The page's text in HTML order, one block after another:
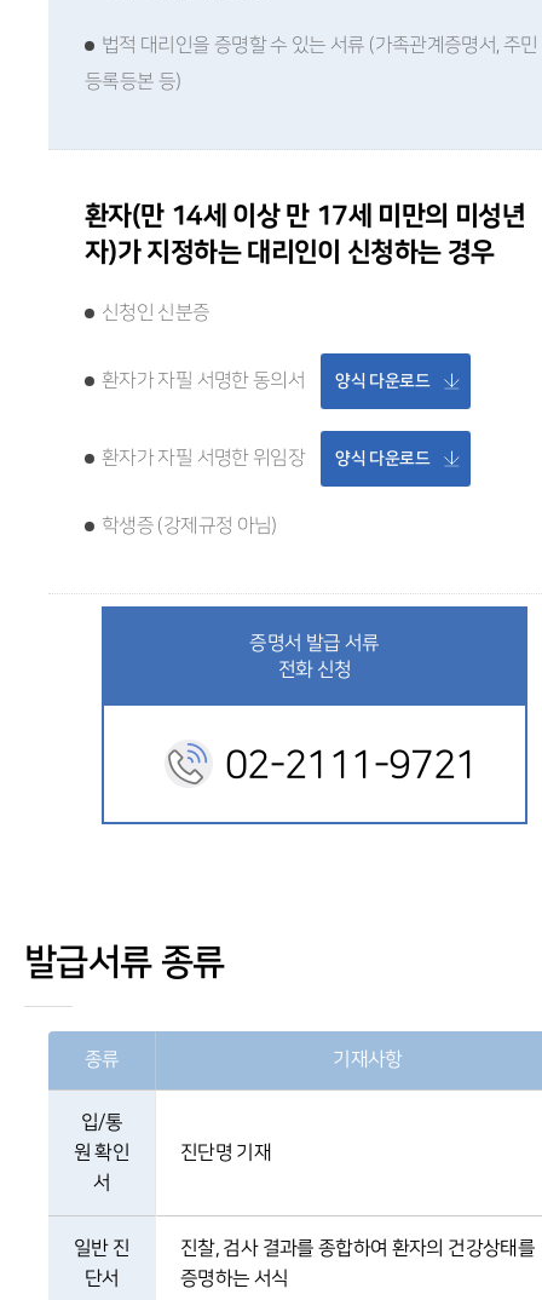
법적 대리인을 증명할 수 있는 서류 (가족관계증명서, 주민
등록등본 등)
환자(만 14세 이상 만 17세 미만의 미성년
자)가 지정하는 대리인이 신청하는 경우
신청인 신분증
환자가 자필 서명한 동의서 양식 다운로드
환자가 자필 서명한 위임장 양식 다운로드
학생증 (강제규정 아님)
증명서 발급 서류
전화 신청
02-2111-9721
발급서류 종류
종류 기재사항
입/통
원 확인
서
진단명 기재
일반 진
단서
진찰, 검사 결과를 종합하여 환자의 건강상태를
증명하는 서식